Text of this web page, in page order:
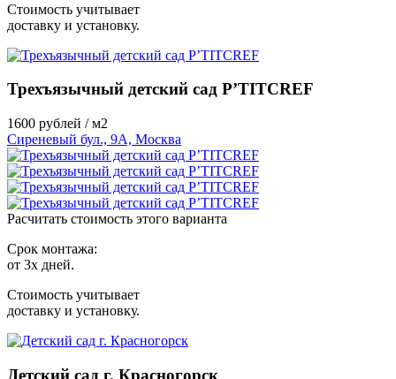
Стоимость учитывает
доставку и установку.
Трехъязычный детский сад P’TITCREF
1600 рублей / м2
Сиреневый бул., 9А, Москва
Расчитать стоимость этого варианта
Срок монтажа:
от 3х дней.
Стоимость учитывает
доставку и установку.
Детский сад г. Красногорск